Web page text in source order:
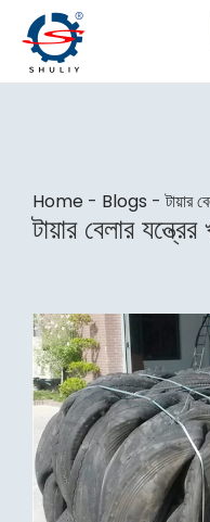
Home - Blogs -টায়ার
টায়ার বেলার